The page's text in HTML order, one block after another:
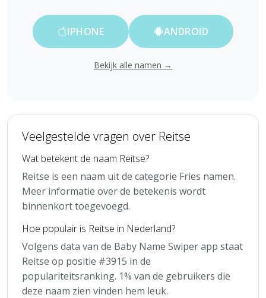
IPHONE ANDROID
Bekijk alle namen →
Veelgestelde vragen over Reitse
Wat betekent de naam Reitse?
Reitse is een naam uit de categorie Fries namen.
Meer informatie over de betekenis wordt
binnenkort toegevoegd.
Hoe populair is Reitse in Nederland?
Volgens data van de Baby Name Swiper app staat
Reitse op positie #3915 in de
populariteitsranking. 1% van de gebruikers die
deze naam zien vinden hem leuk.